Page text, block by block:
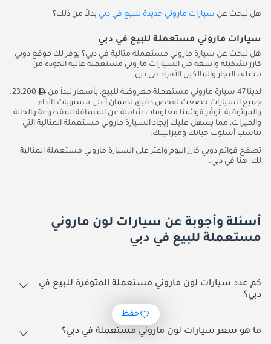
هل تبحث عن سيارات ماروني جديدة للبيع في دبي بدلاً من ذلك؟
سيارات ماروني مستعملة للبيع في دبي
هل تبحث عن سيارة ماروني مستعملة مثالية في دبي؟ يوفر لك موقع دوبي
كارز تشكيلة واسعة من السيارات ماروني مستعملة عالية الجودة من
مختلف التجار والمالكين الأفراد في دبي.
لدينا 47 سيارة ماروني مستعملة معروضة للبيع، بأسعار تبدأ من
23,200.
جميع السيارات خضعت لفحص دقيق لضمان أعلى مستويات الأداء
والموثوقية. توفّر قوائمنا معلومات شاملة عن المسافة المقطوعة والحالة
والميزات، مما يسهل عليك إيجاد السيارة ماروني مستعملة المثالية التي
تناسب أسلوب حياتك وميزانيتك.
تصفح قوائم دوبي كارز اليوم واعثر على السيارة ماروني مستعملة المثالية
لك، هنا في دبي.
أسئلة وأجوبة عن سيارات لون ماروني
مستعملة للبيع في دبي
كم عدد سيارات لون ماروني مستعملة المتوفرة للبيع في
دبي؟
هناك 47 سيارة لون ماروني مستعملة متاحة للبيع في دبي.
ما هو سعر سيارات لون ماروني مستعملة في دبي؟
حفظ